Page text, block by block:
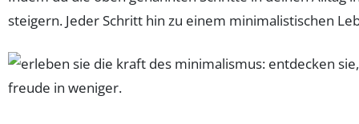
steigern. Jeder Schritt hin zu einem minimalistischen